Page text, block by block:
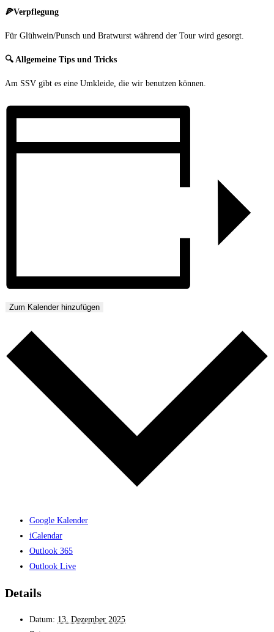
🍕Verpflegung
Für Glühwein/Punsch und Bratwurst während der Tour wird gesorgt.
🔍 Allgemeine Tips und Tricks
Am SSV gibt es eine Umkleide, die wir benutzen können.
Zum Kalender hinzufügen
Google Kalender
iCalendar
Outlook 365
Outlook Live
Details
Datum: 13. Dezember 2025